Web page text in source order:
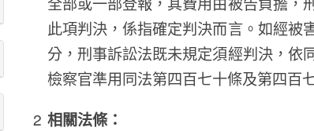
此項判決，係指確定判決而言。如經被
分，刑事訴訟法既未規定須經判決，依
檢察官準用同法第四百七十條及第四百
相關法條：